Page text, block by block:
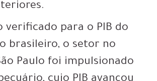
verificado para o PIB do
brasileiro, o setor no
Paulo foi impulsionado